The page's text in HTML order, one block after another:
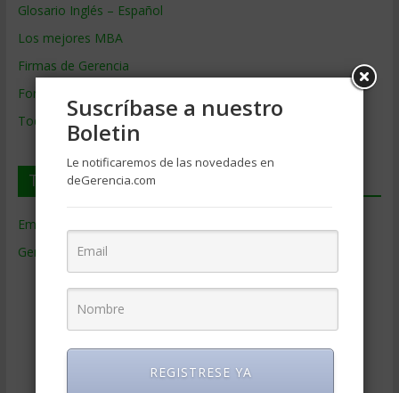
Glosario Inglés – Español
Los mejores MBA
Firmas de Gerencia
Formación de Gerencia
Todos los Temas
Temas de Gerencia
Empresas de Gerencia
Gerencia
(9.477)
Ciencias Económicas(80)
Contabilidad(466)
Educacion Gerencial(454)
Estrategia Empresarial
Suscríbase a nuestro
Boletin
Le notificaremos de las novedades en
deGerencia.com
REGISTRESE YA